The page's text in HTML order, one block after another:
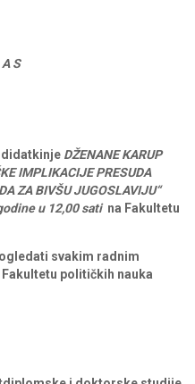
A S
DŽENANE KARUP
IMPLIKACIJE PRESUDA
ZA BIVŠU JUGOSLAVIJU“
u12,00sati na Fakultetu
svakim radnim
političkih nauka